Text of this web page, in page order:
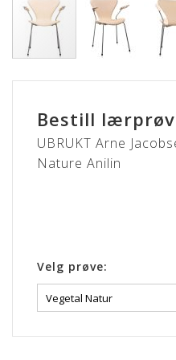
til
Bestill
UBRUKT Arne
Nature Anilin
Velg prøve: